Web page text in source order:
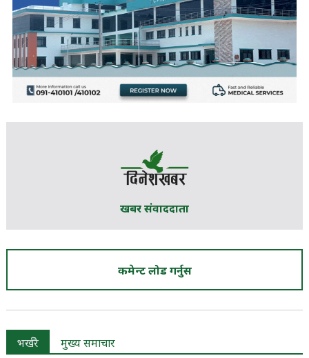
खबर संवाददाता
कमेन्ट लोड गर्नुस
भर्खरै मुख्य समाचार